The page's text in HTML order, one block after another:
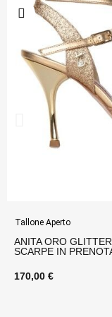
Tallone Aperto
ANITA ORO
SCARPE IN
170,00 €